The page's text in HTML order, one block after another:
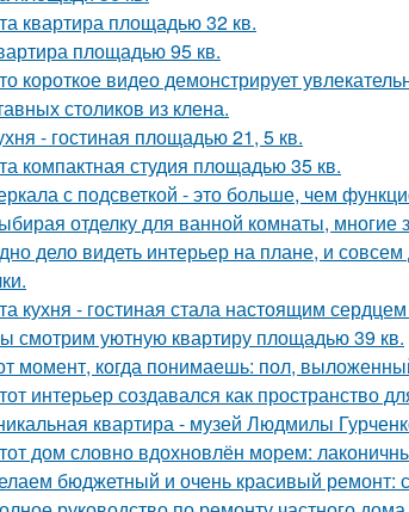
квартира площадью 32 кв.
площадью 95 кв.
короткое видео демонстрирует
столиков из клена.
- гостиная площадью 21, 5 кв.
компактная студия площадью 35 кв.
с подсветкой - это больше, чем
отделку для ванной комнаты,
дело видеть интерьер на плане, и
кухня - гостиная стала настоящим
смотрим уютную квартиру площадью 39 кв.
момент, когда понимаешь: пол,
интерьер создавался как пространство
квартира - музей Людмилы
дом словно вдохновлён морем:
бюджетный и очень красивый ремонт: